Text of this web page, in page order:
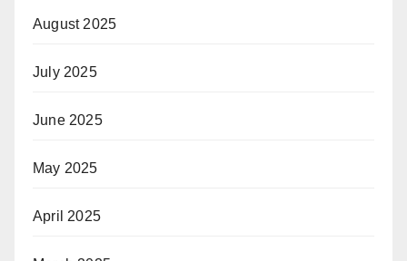
August 2025
July 2025
June 2025
May 2025
April 2025